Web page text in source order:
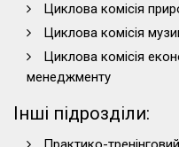
Циклова комісія
Циклова комісія
Циклова комісія
менеджменту
Інші підрозділи: